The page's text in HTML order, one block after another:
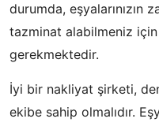
durumda, eşyalarınızın
tazminat alabilmeniz için
gerekmektedir.
İyi bir nakliyat şirketi,
ekibe sahip olmalıdır.